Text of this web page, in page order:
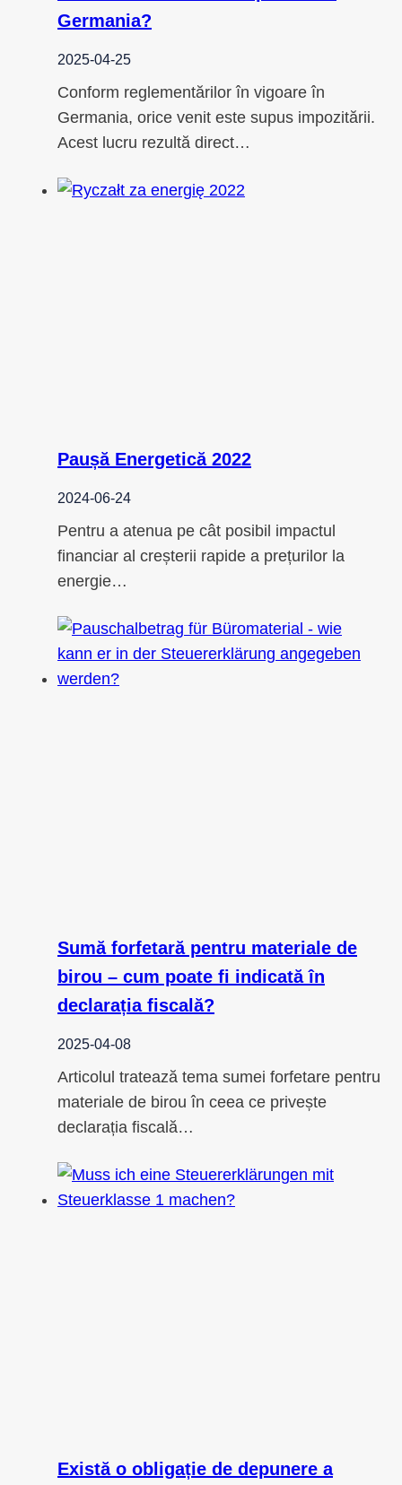
Germania?
2025-04-25
Conform reglementărilor în vigoare în
Germania, orice venit este supus impozitării.
Acest lucru rezultă direct…
Paușă Energetică 2022
2024-06-24
Pentru a atenua pe cât posibil impactul
financiar al creșterii rapide a prețurilor la
energie…
Sumă forfetară pentru materiale de
birou – cum poate fi indicată în
declarația fiscală?
2025-04-08
Articolul tratează tema sumei forfetare pentru
materiale de birou în ceea ce privește
declarația fiscală…
Există o obligație de depunere a